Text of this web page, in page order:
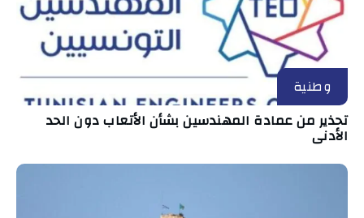
وطنية
تحذير من عمادة المهندسين بشأن الأتعاب دون الحد
الأدنى